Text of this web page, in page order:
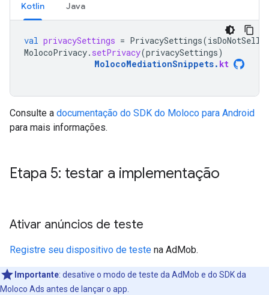
Kotlin Java
val privacySettings = PrivacySettings(isDoNotSell
MolocoPrivacy. setPrivacy(privacySettings)
MolocoMediationSnippets. kt
Consulte a documentação do SDK do Moloco para Android
para mais informações.
Etapa 5: testar a implementação
Ativar anúncios de teste
Registre seu dispositivo de teste na AdMob.
Importante: desative o modo de teste da AdMob e do SDK da
Moloco Ads antes de lançar o app.